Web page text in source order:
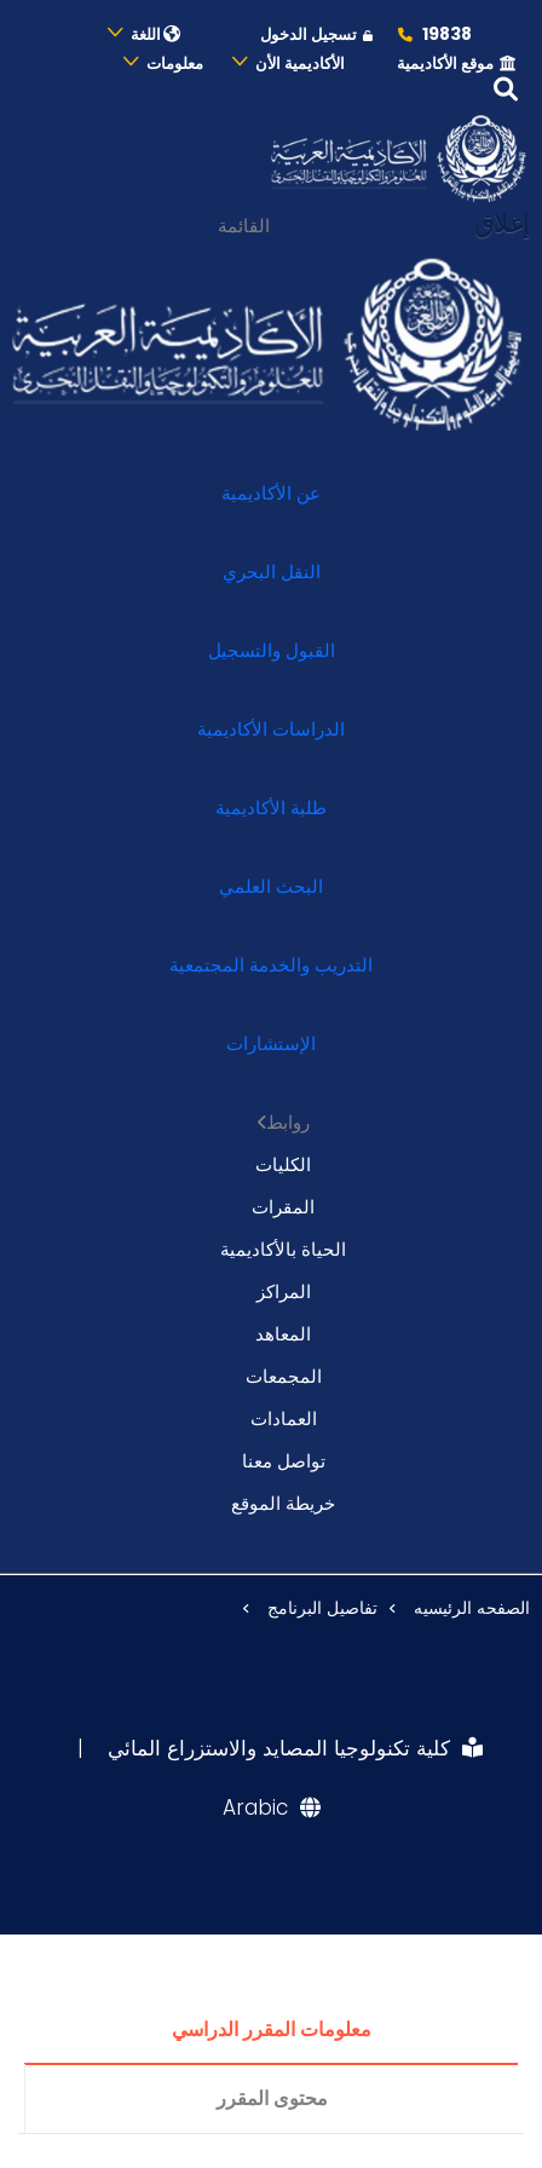
19838 تسجيل الدخول
اللغة
موقع الأكاديمية
الأكاديمية الأن معلومات
إغلاق القائمة
عن الأكاديمية
النقل البحري
القبول والتسجيل
الدراسات الأكاديمية
طلبة الأكاديمية
البحث العلمي
التدريب والخدمة المجتمعية
الإستشارات
روابط
الكليات
المقرات
الحياة بالأكاديمية
المراكز
المعاهد
المجمعات
العمادات
تواصل معنا
خريطة الموقع
الصفحه الرئيسيه تفاصيل البرنامج
كلية تكنولوجيا المصايد والاستزراع المائي |
Arabic
معلومات المقرر الدراسي
محتوى المقرر